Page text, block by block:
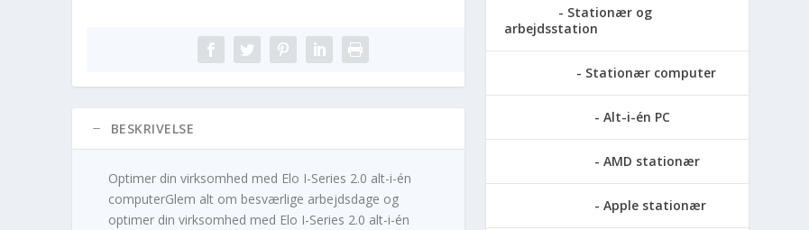
BESKRIVELSE
Optimer din virksomhed med Elo I-Series 2.0 alt-i-én
computerGlem alt om besværlige arbejdsdage og
optimer din virksomhed med Elo I-Series 2.0 alt-i-én
Stationær og
arbejdsstation
Stationær computer
Alt-i-én PC
AMD stationær
Apple stationær